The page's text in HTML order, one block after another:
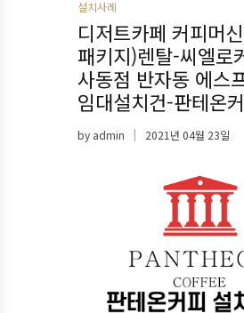
설치사례
디저트카페 커피머
패키지)렌탈-씨엘로
사동점 반자동 에스
임대설치건-판테온
by admin 2021년 04월 23일